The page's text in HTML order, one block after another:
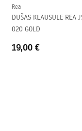
Savienojumu attālums
Garantija
Rea
DUŠAS KLAUSULE REA
020 GOLD
19,00 €